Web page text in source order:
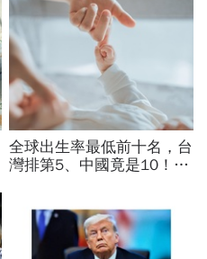
全球出生率最低前十名，台
灣排第5、中國竟是10！亞